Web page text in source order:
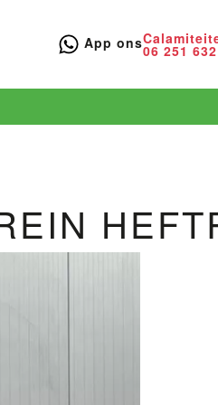
App ons06 251